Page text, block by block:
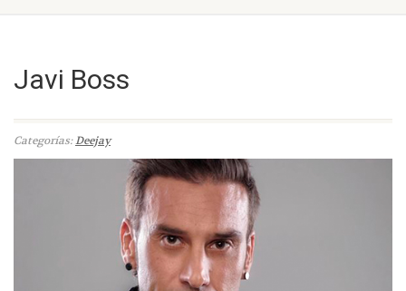
Javi Boss
Categorías:Deejay